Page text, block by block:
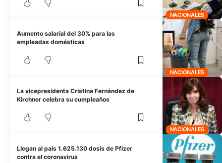
NACIONALES
NACIONALES
Aumento salarial del 30% para las
empleadas domésticas
NACIONALES
La vicepresidenta Cristina Fernández de
Kirchner celebra su cumpleaños
Llegan al país 1.625.130 dosis de Pfizer
contra el coronavirus